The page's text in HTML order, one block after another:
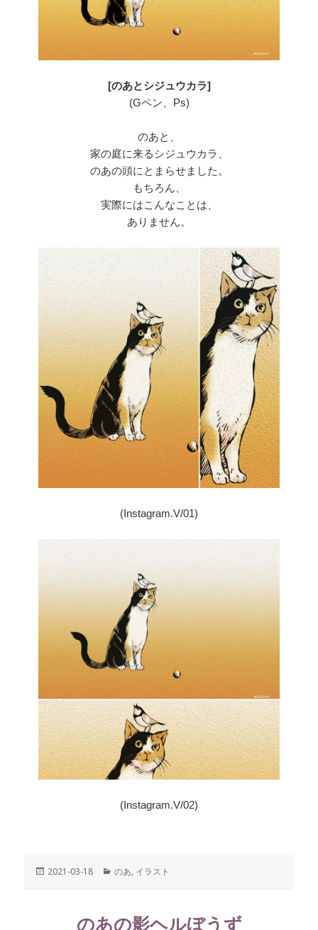
[のあとシジュウカラ]
(Gペン、Ps)
のあと、
家の庭に来るシジュウカラ、
のあの頭にとまらせました。
もちろん、
実際にはこんなことは、
ありません。
(Instagram.V/01)
(Instagram.V/02)
投
2021-03-18
カ
ー
のあ, イラスト
のあの影ヘルぼうず